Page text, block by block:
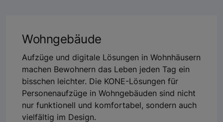
Wohngebäude
Aufzüge und digitale Lösungen in Wohnhäusern
machen Bewohnern das Leben jeden Tag ein
bisschen leichter. Die KONE-Lösungen für
Personenaufzüge in Wohngebäuden sind nicht
nur funktionell und komfortabel, sondern auch
vielfältig im Design.